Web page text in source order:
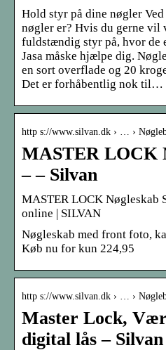
Hold styr på dine nøgler
nøgler er? Hvis du gerne vil
fuldstændig styr på, hvor de
Jasa måske hjælpe dig.
en sort overflade og 20
Det er forhåbentlig nok til…
http s://www.silvan.dk › … ›
MASTER LOCK
– – Silvan
MASTER LOCK Nøgleskab
online | SILVAN
Nøgleskab med front foto,
Køb nu for kun 224,95
http s://www.silvan.dk › … ›
Master Lock,
digital lås – Silvan